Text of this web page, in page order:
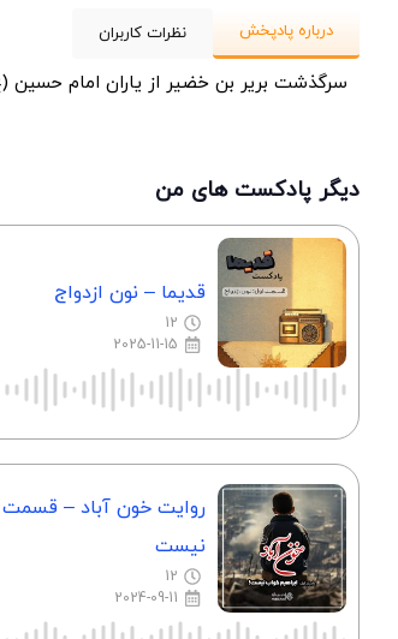
درباره پادپخش نظرات کاربران
سرگذشت بریر بن خضیر از یاران امام حسین
دیگر پادکست های من
قدیما – نون ازدواج
12
2025-11-15
روایت خون آباد – قسمت
نیست
12
2024-09-11